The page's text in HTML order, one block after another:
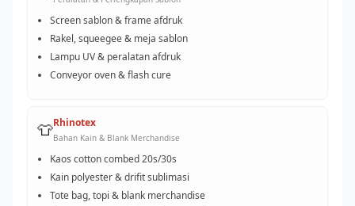
Screen sablon & frame afdruk
Rakel, squeegee & meja sablon
Lampu UV & peralatan afdruk
Conveyor oven & flash cure
👕Rhinotex
Bahan Kain & Blank Merchandise
Kaos cotton combed 20s/30s
Kain polyester & drifit sublimasi
Tote bag, topi & blank merchandise